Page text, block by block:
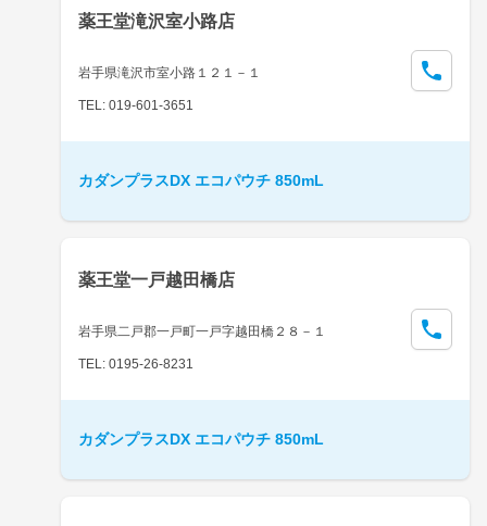
薬王堂滝沢室小路店
岩手県滝沢市室小路１２１－１
TEL: 019-601-3651
カダンプラスDX エコパウチ 850mL
薬王堂一戸越田橋店
岩手県二戸郡一戸町一戸字越田橋２８－１
TEL: 0195-26-8231
カダンプラスDX エコパウチ 850mL